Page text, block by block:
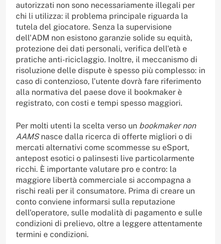
autorizzati non sono necessariamente illegali per
chi li utilizza: il problema principale riguarda la
tutela del giocatore. Senza la supervisione
dell'ADM non esistono garanzie solide su equità,
protezione dei dati personali, verifica dell'età e
pratiche anti-riciclaggio. Inoltre, il meccanismo di
risoluzione delle dispute è spesso più complesso: in
caso di contenzioso, l'utente dovrà fare riferimento
alla normativa del paese dove il bookmaker è
registrato, con costi e tempi spesso maggiori.
Per molti utenti la scelta verso un bookmaker non
AAMSnasce dalla ricerca di offerte migliori o di
mercati alternativi come scommesse su eSport,
antepost esotici o palinsesti live particolarmente
ricchi. È importante valutare pro e contro: la
maggiore libertà commerciale si accompagna a
rischi reali per il consumatore. Prima di creare un
conto conviene informarsi sulla reputazione
dell'operatore, sulle modalità di pagamento e sulle
condizioni di prelievo, oltre a leggere attentamente
termini e condizioni.